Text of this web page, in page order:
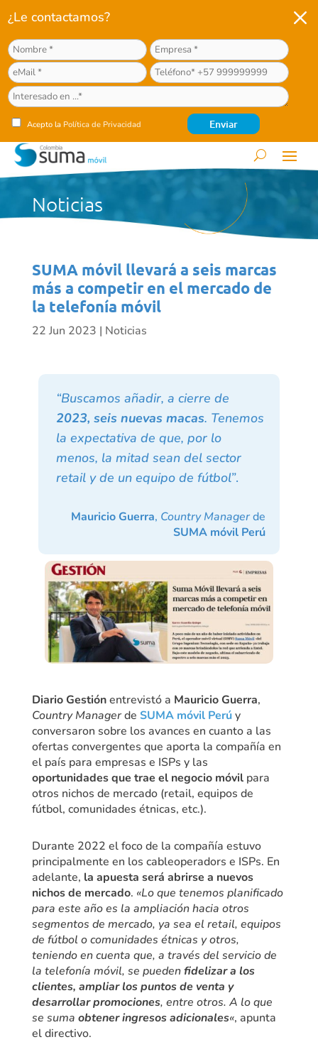
¿Le contactamos?
Acepto la Política de Privacidad
M
Noticias
SUMA móvil llevará a seis marcas
más a competir en el mercado de
la telefonía móvil
22 Jun 2023 | Noticias
“Buscamos añadir, a cierre de
2023, seis nuevas macas. Tenemos
la expectativa de que, por lo
menos, la mitad sean del sector
retail y de un equipo de fútbol”.
Mauricio Guerra, Country Managerde
SUMA móvil Perú
Diario Gestiónentrevistó a Mauricio Guerra,
Country Managerde SUMA móvil Perúy
conversaron sobre los avances en cuanto a las
ofertas convergentes que aporta la compañía en
el país para empresas e ISPs y las
oportunidades que trae el negocio móvilpara
otros nichos de mercado (retail, equipos de
fútbol, comunidades étnicas, etc.).
Durante 2022 el foco de la compañía estuvo
principalmente en los cableoperadors e ISPs. En
adelante, la apuesta será abrirse a nuevos
nichos de mercado. «Lo que tenemos planificado
para este año es la ampliación hacia otros
segmentos de mercado, ya sea el retail, equipos
de fútbol o comunidades étnicas y otros,
teniendo en cuenta que, a través del servicio de
la telefonía móvil, se puedenfidelizar a los
clientes, ampliar los puntos de venta y
desarrollar promociones, entre otros. A lo que
se suma obtener ingresos adicionales«, apunta
el directivo.